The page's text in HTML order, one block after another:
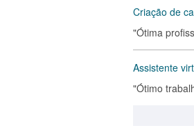
Criação de
"Ótima
Assistente
"Ótimo